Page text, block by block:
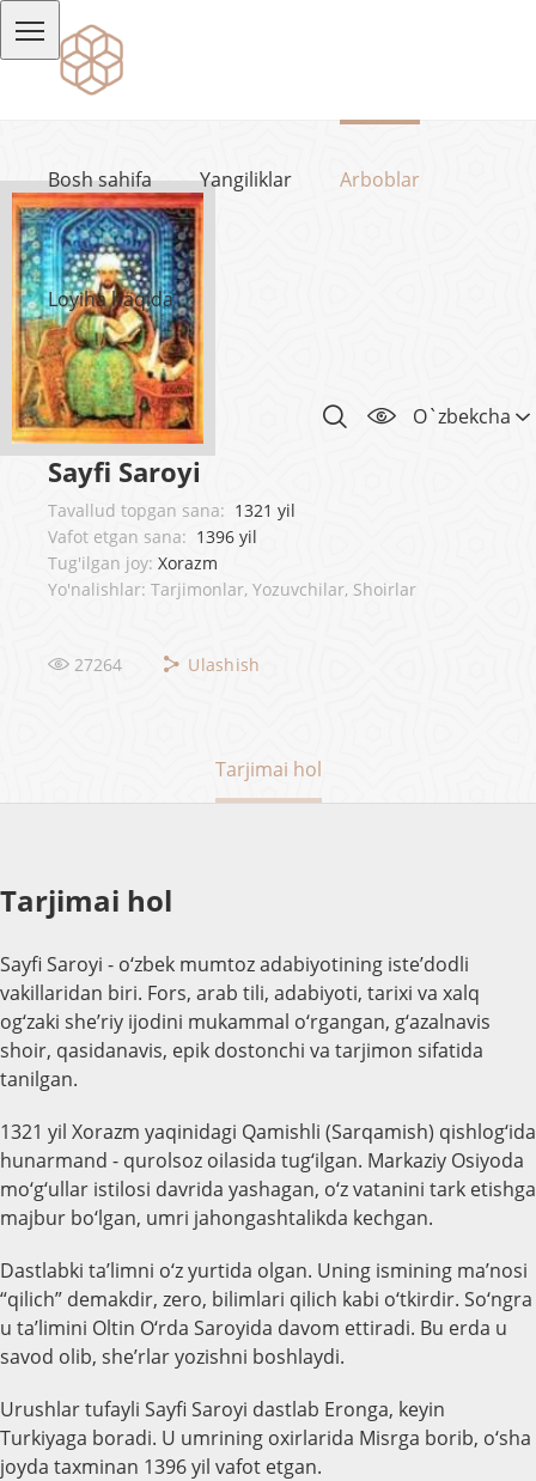
Bosh sahifa Yangiliklar Arboblar
Loyiha haqida
O`zbekcha
Sayfi Saroyi
Tavallud topgan sana: 1321 yil
Vafot etgan sana: 1396 yil
Tug'ilgan joy: Xorazm
Yo'nalishlar: Tarjimonlar, Yozuvchilar, Shoirlar
27264 Ulashish
Tarjimai hol
Tarjimai hol
Sayfi Saroyi - o‘zbek mumtoz adabiyotining iste’dodli
vakillaridan biri. Fors, arab tili, adabiyoti, tarixi va xalq
og‘zaki she’riy ijodini mukammal o‘rgangan, g‘azalnavis
shoir, qasidanavis, epik dostonchi va tarjimon sifatida
tanilgan.
1321 yil Xorazm yaqinidagi Qamishli (Sarqamish) qishlog‘ida
hunarmand - qurolsoz oilasida tug‘ilgan. Markaziy Osiyoda
mo‘g‘ullar istilosi davrida yashagan, o‘z vatanini tark etishga
majbur bo‘lgan, umri jahongashtalikda kechgan.
Dastlabki ta’limni o‘z yurtida olgan. Uning ismining ma’nosi
“qilich” demakdir, zero, bilimlari qilich kabi o‘tkirdir. So‘ngra
u ta’limini Oltin O‘rda Saroyida davom ettiradi. Bu erda u
savod olib, she’rlar yozishni boshlaydi.
Urushlar tufayli Sayfi Saroyi dastlab Eronga, keyin
Turkiyaga boradi. U umrining oxirlarida Misrga borib, o‘sha
joyda taxminan 1396 yil vafot etgan.